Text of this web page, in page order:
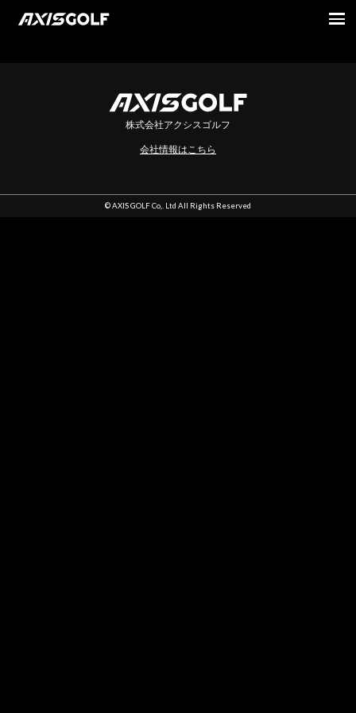
株式会社アクシスゴルフ
会社情報はこちら
© AXIS GOLF Co,. Ltd All Rights Reserved